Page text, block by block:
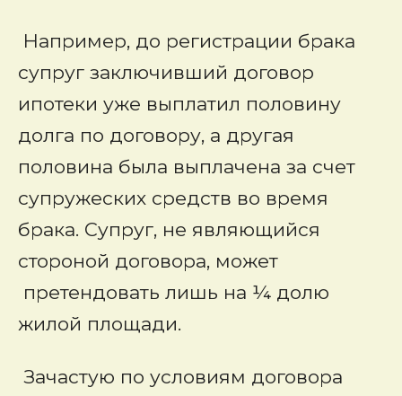
Например, до регистрации брака
супруг заключивший договор
ипотеки уже выплатил половину
долга по договору, а другая
половина была выплачена за счет
супружеских средств во время
брака. Супруг, не являющийся
стороной договора, может
претендовать лишь на ¼ долю
жилой площади.
Зачастую по условиям договора